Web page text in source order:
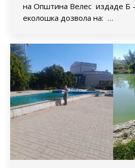
на Општина Велес издаде Б
еколошка дозвола на: …